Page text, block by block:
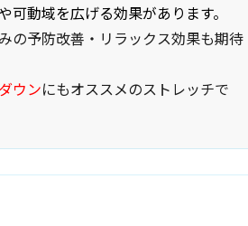
動域を広げる効果があります。
の予防改善・リラックス効果も期待
ウンにもオススメのストレッチで